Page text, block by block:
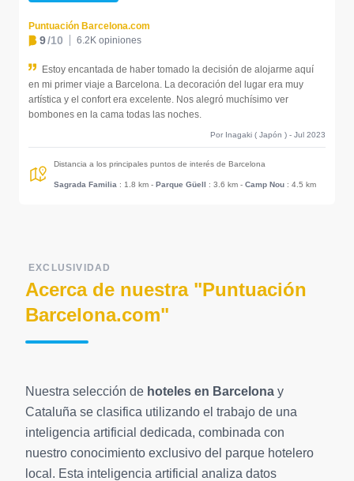
Puntuación Barcelona.com
9/10 6.2K opiniones
Estoy encantada de haber tomado la decisión de alojarme aquí
en mi primer viaje a Barcelona. La decoración del lugar era muy
artística y el confort era excelente. Nos alegró muchísimo ver
bombones en la cama todas las noches.
Por Inagaki ( Japón ) - Jul 2023
Distancia a los principales puntos de interés de Barcelona
Sagrada Familia : 1.8 km - Parque Güell : 3.6 km - Camp Nou : 4.5 km
EXCLUSIVIDAD
Acerca de nuestra "Puntuación
Barcelona.com"
Nuestra selección de hoteles en Barcelona y
Cataluña se clasifica utilizando el trabajo de una
inteligencia artificial dedicada, combinada con
nuestro conocimiento exclusivo del parque hotelero
local. Esta inteligencia artificial analiza datos